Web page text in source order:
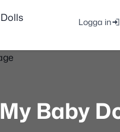
Logga in
My Baby